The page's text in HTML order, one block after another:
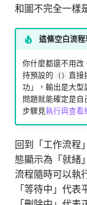
和圖不完全一樣
這條空白流
你什麼都還不用改
持預設的
{} 直接
功」，輸出是大型
問題就能確定是
步驟見執行與查看
回到「工作流程
態顯示為「就緒
流程隨時可以執
「等待中」代